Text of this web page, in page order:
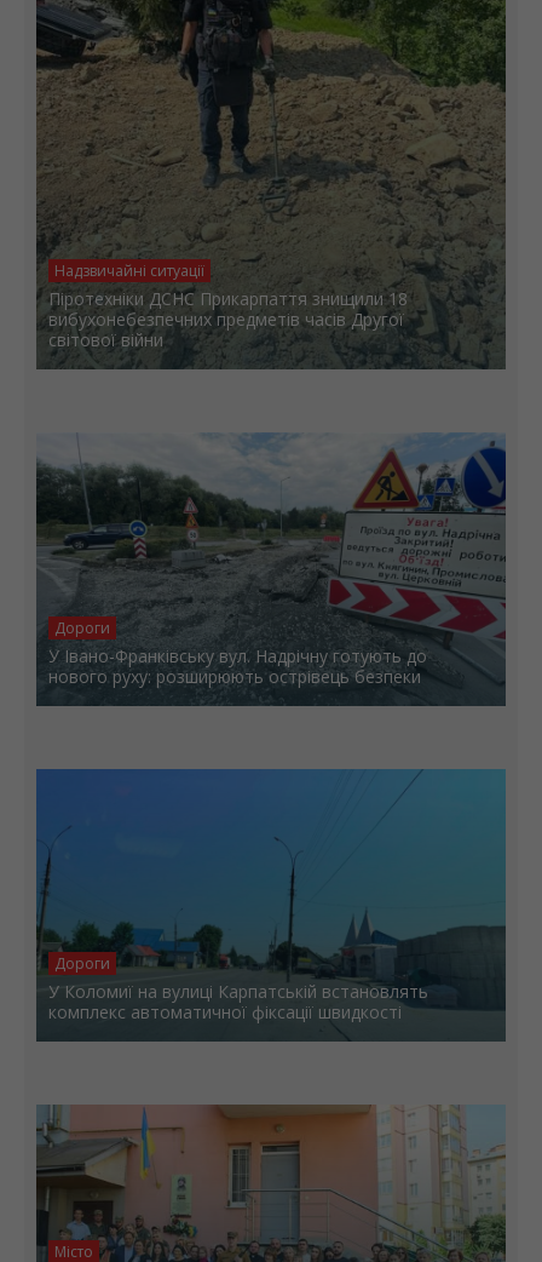
Надзвичайні ситуації
Піротехніки ДСНС Прикарпаття знищили 18
вибухонебезпечних предметів часів Другої
світової війни
Дороги
У Івано-Франківську вул. Надрічну готують до
нового руху: розширюють острівець безпеки
Дороги
У Коломиї на вулиці Карпатській встановлять
комплекс автоматичної фіксації швидкості
Місто